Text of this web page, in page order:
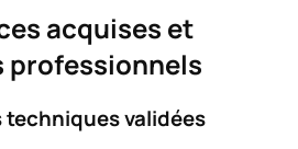
acquises et
professionnels
validées